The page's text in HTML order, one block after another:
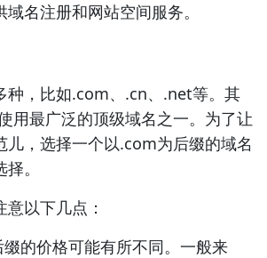
名注册和网站空间服务。
种，比如.com、.cn、.net等。其
用最广泛的顶级域名之一。为了让
儿，选择一个以.com为后缀的域名
。
以下几点：
的价格可能有所不同。一般来